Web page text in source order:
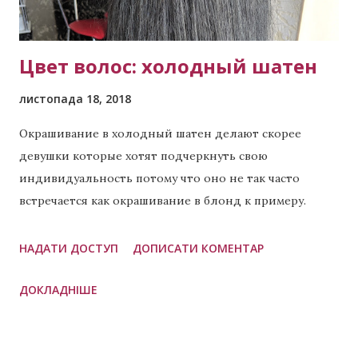
вид фарбування, як правило, вартість від 1000
гривень. Для біл...
Цвет волос: холодный шатен
листопада 18, 2018
Окрашивание в холодный шатен делают скорее
девушки которые хотят подчеркнуть свою
индивидуальность потому что оно не так часто
встречается как окрашивание в блонд к примеру.
длинными локонами так и те у кого короткие. Имея
сливаться с большинством. Хотя если мы говорим о
НАДАТИ ДОСТУП ДОПИСАТИ КОМЕНТАР
ДОКЛАДНІШЕ